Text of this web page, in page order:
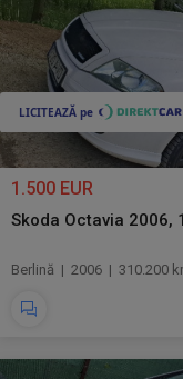
1.500 EUR
Skoda Octavia 2006,
Berlină | 2006 | 310.200